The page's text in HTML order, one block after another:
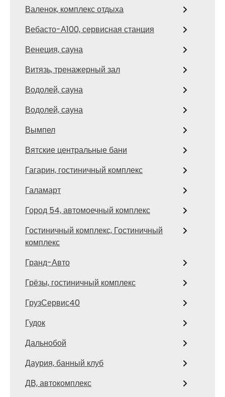
Валенок, комплекс отдыха
Вебасто-А100, сервисная станция
Венеция, сауна
Витязь, тренажерный зал
Водолей, сауна
Водолей, сауна
Вымпел
Вятские центральные бани
Гагарин, гостиничный комплекс
Галамарт
Город 54, автомоечный комплекс
Гостиничный комплекс, Гостиничный
комплекс
Гранд-Авто
Грёзы, гостиничный комплекс
ГрузСервис40
Гудок
Дальнобой
Даурия, банный клуб
ДВ, автокомплекс